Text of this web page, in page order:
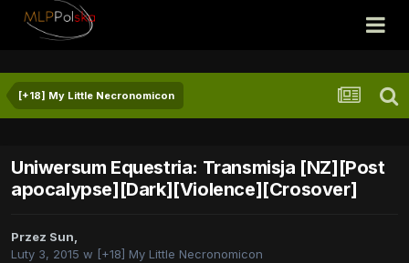
[+18] My Little Necronomicon
Uniwersum Equestria: Transmisja [NZ][Post
apocalypse][Dark][Violence][Crosover]
Przez Sun,
Luty 3, 2015 w [+18] My Little Necronomicon